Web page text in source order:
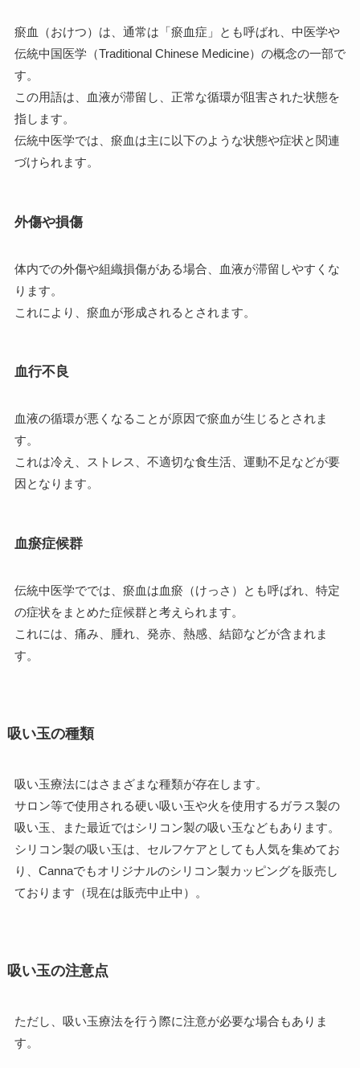
瘀血（おけつ）は、通常は「瘀血症」とも呼ばれ、中医学や
伝統中国医学（Traditional Chinese Medicine）の概念の一部で
す。
この用語は、血液が滞留し、正常な循環が阻害された状態を
指します。
伝統中医学では、瘀血は主に以下のような状態や症状と関連
づけられます。
外傷や損傷
体内での外傷や組織損傷がある場合、血液が滞留しやすくな
ります。
これにより、瘀血が形成されるとされます。
血行不良
血液の循環が悪くなることが原因で瘀血が生じるとされま
す。
これは冷え、ストレス、不適切な食生活、運動不足などが要
因となります。
血瘀症候群
伝統中医学ででは、瘀血は血瘀（けっさ）とも呼ばれ、特定
の症状をまとめた症候群と考えられます。
これには、痛み、腫れ、発赤、熱感、結節などが含まれま
す。
吸い玉の種類
吸い玉療法にはさまざまな種類が存在します。
サロン等で使用される硬い吸い玉や火を使用するガラス製の
吸い玉、また最近ではシリコン製の吸い玉などもあります。
シリコン製の吸い玉は、セルフケアとしても人気を集めてお
り、Cannaでもオリジナルのシリコン製カッピングを販売し
ております（現在は販売中止中）。
吸い玉の注意点
ただし、吸い玉療法を行う際に注意が必要な場合もありま
す。